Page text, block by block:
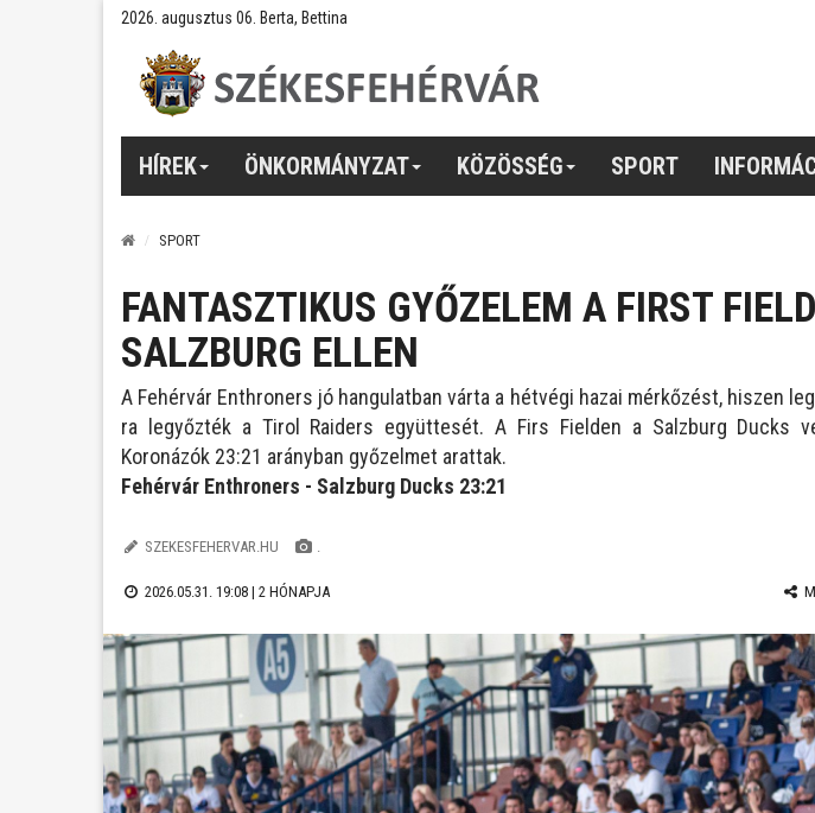
2026. augusztus 06. Berta, Bettina
HÍREK ÖNKORMÁNYZAT KÖZÖSSÉG SPORT
SPORT
FANTASZTIKUS GYŐZELEM A FIRST
SALZBURG ELLEN
A Fehérvár Enthroners jó hangulatban várta a hétvégi hazai mérkőzést, hiszen
ra legyőzték a Tirol Raiders együttesét. A Firs Fielden a Salzburg Ducks
Koronázók 23:21 arányban győzelmet arattak.
Fehérvár Enthroners - Salzburg Ducks 23:21
SZEKESFEHERVAR.HU .
2026.05.31. 19:08 | 2 HÓNAPJA